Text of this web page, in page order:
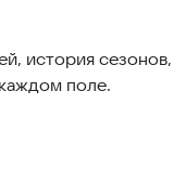
история сезонов,
поле.
отвечает на